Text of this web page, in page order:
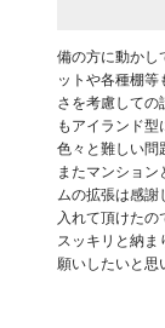
備の方に動かし
ットや各種棚
さを考慮しての
もアイランド
色々と難しい問
またマンショ
ムの拡張は感謝
入れて頂けたの
スッキリと納ま
願いしたいと思